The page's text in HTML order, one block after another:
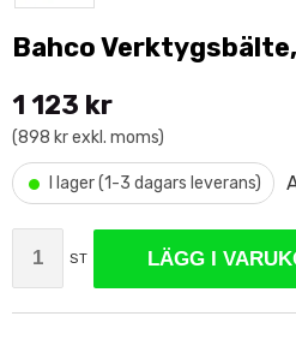
Bahco
1 123 kr
(898 kr exkl. moms)
• I lager (1-3 dagars leverans)
ST LÄGG I